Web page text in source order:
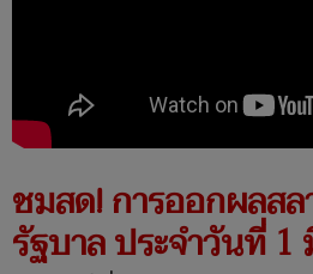
ชมสด! การออกผลส
รัฐบาล ประจำวันที่